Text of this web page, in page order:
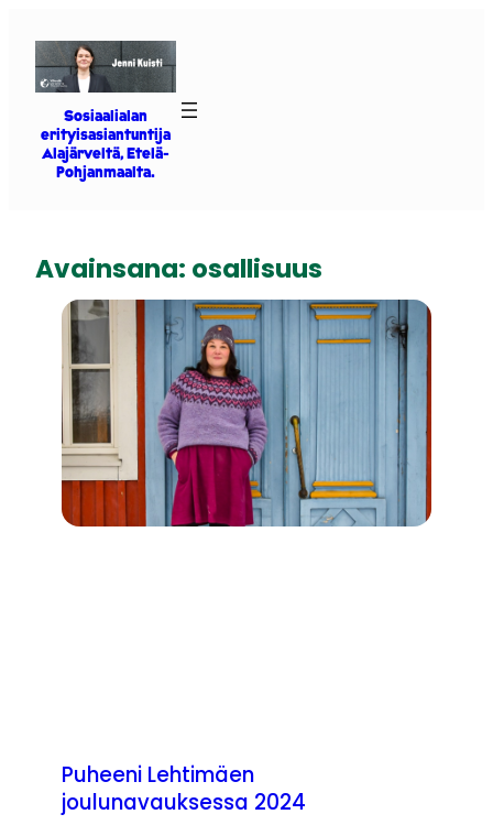
sisältöön
Sosiaalialan
erityisasiantuntija
Alajärveltä, Etelä-
Pohjanmaalta.
Avainsana: osallisuus
Puheeni Lehtimäen
joulunavauksessa 2024